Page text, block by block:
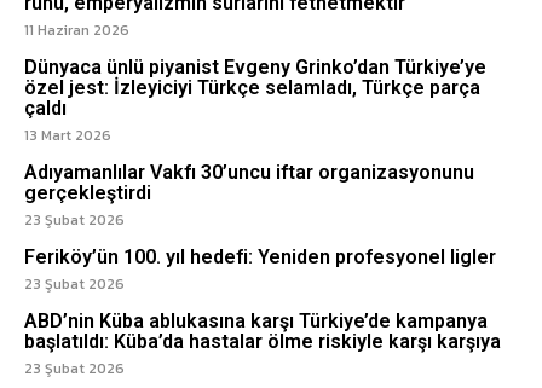
11 Haziran 2026
Dünyaca ünlü piyanist Evgeny Grinko’dan Türkiye’ye
özel jest: İzleyiciyi Türkçe selamladı, Türkçe parça
çaldı
13 Mart 2026
Adıyamanlılar Vakfı 30’uncu iftar organizasyonunu
gerçekleştirdi
23 Şubat 2026
Feriköy’ün 100. yıl hedefi: Yeniden profesyonel ligler
23 Şubat 2026
ABD’nin Küba ablukasına karşı Türkiye’de kampanya
başlatıldı: Küba’da hastalar ölme riskiyle karşı karşıya
23 Şubat 2026